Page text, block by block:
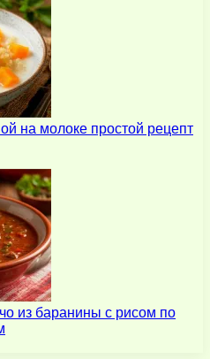
на молоке простой рецепт
из баранины с рисом по